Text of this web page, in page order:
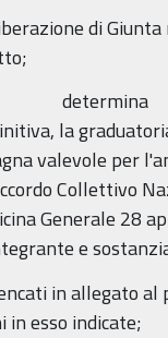
di
determina
la
valevole per
Collettivo
Generale 28
e
in allegato al
esso indicate;